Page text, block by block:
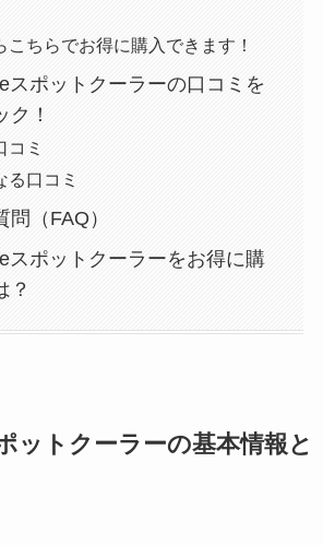
こちらでお得に購入できます！
スポットクーラーの口コミを
ク！
コミ
る口コミ
問（FAQ）
スポットクーラーをお得に購
？
ットクーラーの基本情報と